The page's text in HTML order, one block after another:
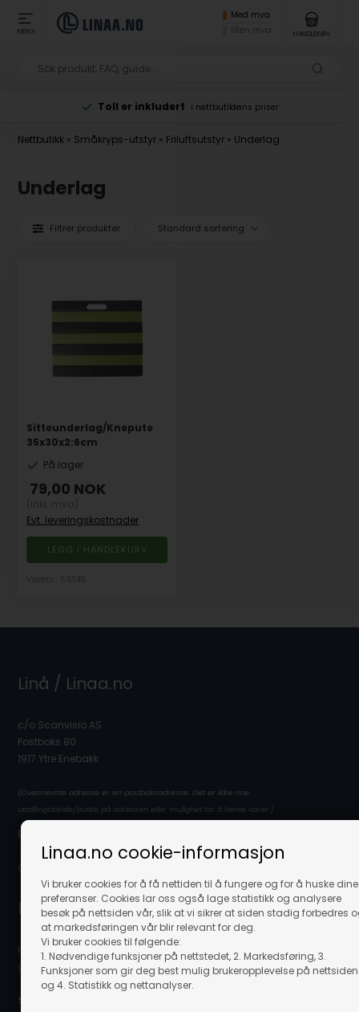
Linaa.no cookie-informasjon
Vi bruker cookies for å få nettiden til å fungere og for å huske dine
preferanser. Cookies lar oss også lage statistikk og analysere
besøk på nettsiden vår, slik at vi sikrer at siden stadig forbedres
at markedsføringen vår blir relevant for deg.
Vi bruker cookies til følgende:
1. Nødvendige funksjoner på nettstedet, 2. Markedsføring, 3.
Funksjoner som gir deg best mulig brukeropplevelse på nettsiden
og 4. Statistikk og nettanalyser.
MENY
Med mva
Uten mva
HANDLEKURV
Toll er inkludert i nettbutikkens priser
Nettbutikk » Småkryps-utstyr » Friluftsutstyr » Underlag
Underlag
Filtrer produkter
Sitteunderlag/Knepute
35x30x2:6cm
På lager
79,00 NOK
Evt. leveringskostnader
Linå / Linaa.no
c/o Scanvisio AS
Postboks 80
1917 Ytre Enebakk
(Ovennevnte adresse er en postboksadresse. Det er ikke noe
utstillingslokale/butikk på adressen eller mulighet for å hente varer.)
E-post: info@linaa.no
Organisasjonsnummer: 929 480 848
Kontakt kundeservice
Hvis du trenger hjelpe eller har spørgsmål så hjelper vi deg
gjerne. Send e-post til info@linaa.no
Sikker betaling på nett: